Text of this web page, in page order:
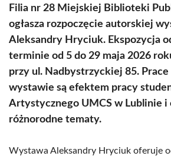
Filia nr 28 Miejskiej Biblioteki
ogłasza rozpoczęcie autorskiej
Aleksandry Hryciuk. Ekspozycja
terminie od 5 do 29 maja 2026
przy ul. Nadbystrzyckiej 85.
wystawie są efektem pracy
Artystycznego UMCS w Lublinie i
różnorodne tematy.
Wystawa Aleksandry Hryciuk oferuje